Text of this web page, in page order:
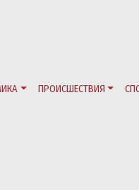
ПРОИСШЕСТВИЯ